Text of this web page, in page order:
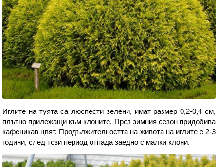
Иглите на туята са люспести зелени, имат размер 0,2-0,4 см,
плътно прилежащи към клоните. През зимния сезон придобива
кафеникав цвят. Продължителността на живота на иглите е 2-3
години, след този период отпада заедно с малки клони.